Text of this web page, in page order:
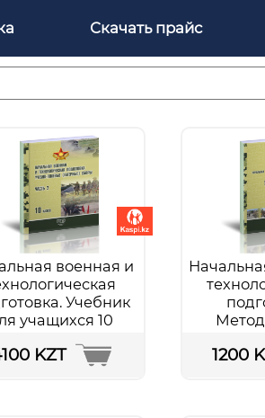
Скачать прайс
военная и
Учебник
учащихся 10
KZT 1200